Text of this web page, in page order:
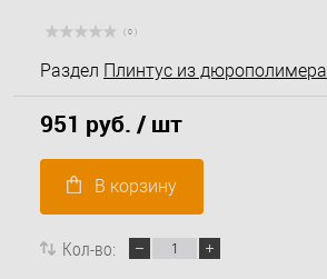
( 0 )
Раздел Плинтус из дюрополимера
951 руб. / шт
В корзину
Кол-во: